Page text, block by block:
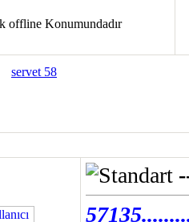
servet 58